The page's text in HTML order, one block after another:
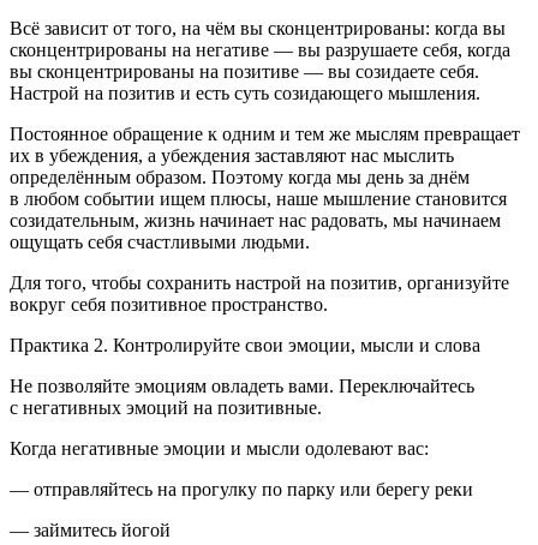
Всё зависит от того, на чём вы сконцентрированы: когда вы
сконцентрированы на негативе — вы разрушаете себя, когда
вы сконцентрированы на позитиве — вы созидаете себя.
Настрой на позитив и есть суть созидающего мышления.
Постоянное обращение к одним и тем же мыслям превращает
их в убеждения, а убеждения заставляют нас мыслить
определённым образом. Поэтому когда мы день за днём
в любом событии ищем плюсы, наше мышление становится
созидательным, жизнь начинает нас радовать, мы начинаем
ощущать себя счастливыми людьми.
Для того, чтобы сохранить настрой на позитив, организуйте
вокруг себя позитивное пространство.
Практика 2. Контролируйте свои эмоции, мысли и слова
Не позволяйте эмоциям овладеть вами. Переключайтесь
с негативных эмоций на позитивные.
Когда негативные эмоции и мысли одолевают вас:
— отправляйтесь на прогулку по парку или берегу реки
— займитесь йогой